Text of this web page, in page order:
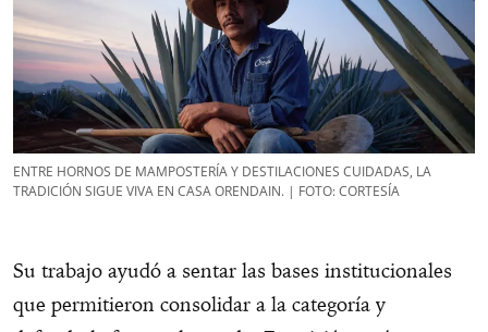
ENTRE HORNOS DE MAMPOSTERÍA Y DESTILACIONES CUIDADAS, LA
TRADICIÓN SIGUE VIVA EN CASA ORENDAIN. | FOTO: CORTESÍA
Su trabajo ayudó a sentar las bases institucionales
que permitieron consolidar a la categoría y